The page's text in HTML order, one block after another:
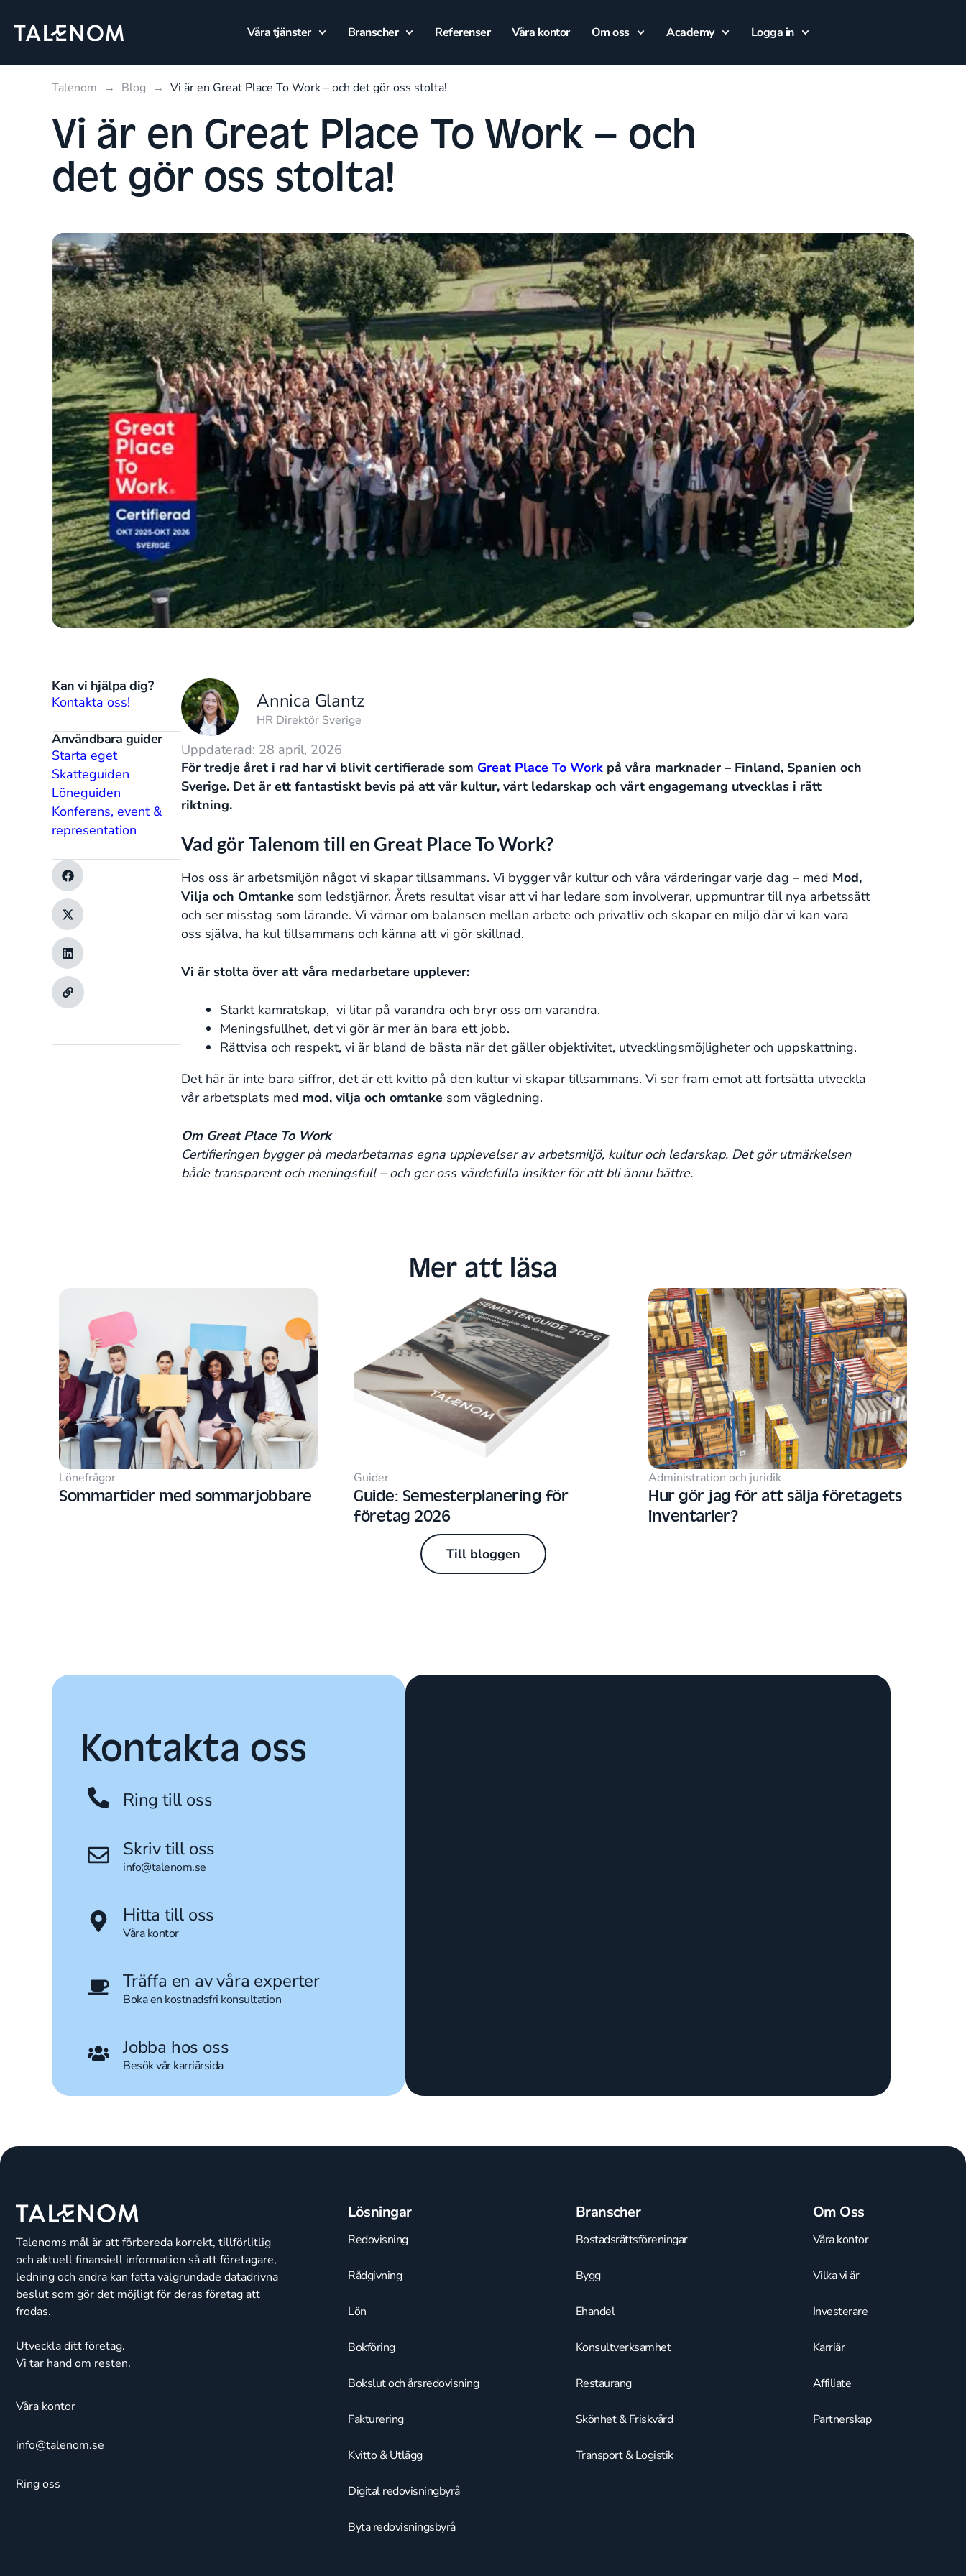
Våra tjänster Branscher Referenser Våra kontor Om oss Academy Logga in
Talenom → Blog → Vi är en Great Place To Work – och det gör oss stolta!
Vi är en Great Place To Work – och
det gör oss stolta!
Kan vi hjälpa dig?
Kontakta oss!
Användbara guider
Starta eget
Skatteguiden
Löneguiden
Konferens, event &
representation
Annica Glantz
HR Direktör Sverige
Uppdaterad: 28 april, 2026
För tredje året i rad har vi blivit certifierade som Great Place To Work på våra marknader – Finland, Spanien och
Sverige. Det är ett fantastiskt bevis på att vår kultur, vårt ledarskap och vårt engagemang utvecklas i rätt
riktning.
Vad gör Talenom till en Great Place To Work?
Hos oss är arbetsmiljön något vi skapar tillsammans. Vi bygger vår kultur och våra värderingar varje dag – med Mod,
Vilja och Omtanke som ledstjärnor. Årets resultat visar att vi har ledare som involverar, uppmuntrar till nya arbetssätt
och ser misstag som lärande. Vi värnar om balansen mellan arbete och privatliv och skapar en miljö där vi kan vara
oss själva, ha kul tillsammans och känna att vi gör skillnad.
Vi är stolta över att våra medarbetare upplever:
Starkt kamratskap, vi litar på varandra och bryr oss om varandra.
Meningsfullhet, det vi gör är mer än bara ett jobb.
Rättvisa och respekt, vi är bland de bästa när det gäller objektivitet, utvecklingsmöjligheter och uppskattning.
Det här är inte bara siffror, det är ett kvitto på den kultur vi skapar tillsammans. Vi ser fram emot att fortsätta utveckla
vår arbetsplats med mod, vilja och omtanke som vägledning.
Om Great Place To Work
Certifieringen bygger på medarbetarnas egna upplevelser av arbetsmiljö, kultur och ledarskap. Det gör utmärkelsen
både transparent och meningsfull – och ger oss värdefulla insikter för att bli ännu bättre.
Mer att läsa​
Lönefrågor
Sommartider med sommarjobbare
Guider
Guide: Semesterplanering för
företag 2026
Administration och juridik
Hur gör jag för att sälja företagets
inventarier?
Till bloggen
Kontakta oss
Ring till oss
Skriv till oss
info@talenom.se
Hitta till oss
Våra kontor
Träffa en av våra experter
Boka en kostnadsfri konsultation
Jobba hos oss
Besök vår karriärsida
Talenoms mål är att förbereda korrekt, tillförlitlig
och aktuell finansiell information så att företagare,
ledning och andra kan fatta välgrundade datadrivna
beslut som gör det möjligt för deras företag att
frodas.
Utveckla ditt företag.
Vi tar hand om resten.
Våra kontor
info@talenom.se
Ring oss
Lösningar
Redovisning
Rådgivning
Lön
Bokföring
Bokslut och årsredovisning
Fakturering
Kvitto & Utlägg
Digital redovisningbyrå
Byta redovisningsbyrå
Branscher
Bostadsrättsföreningar
Bygg
Ehandel
Konsultverksamhet
Restaurang
Skönhet & Friskvård
Transport & Logistik
Om Oss
Våra kontor
Vilka vi är
Investerare
Karriär
Affiliate
Partnerskap